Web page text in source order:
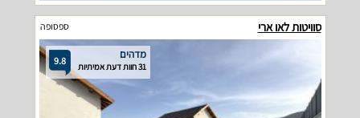
סוויטות לאו ארי ספסופה
9.8 מדהים
31 חוות דעת אמיתיות